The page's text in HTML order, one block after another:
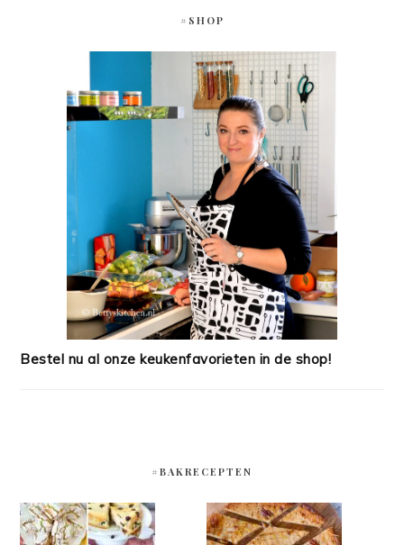
#SHOP
Bestel nu al onze keukenfavorieten in de shop!
#BAKRECEPTEN